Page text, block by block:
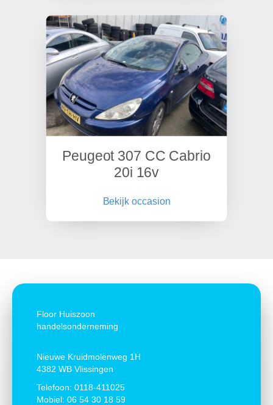
Peugeot 307 CC Cabrio
20i 16v
Bekijk occasion
Floor Huiszoon
handelsonderneming
Nieuwe Kruidmolenweg 1H
4382 WB Vlissingen
Telefoon: 0118-411025
Mobiel: 06 54 30 18 59